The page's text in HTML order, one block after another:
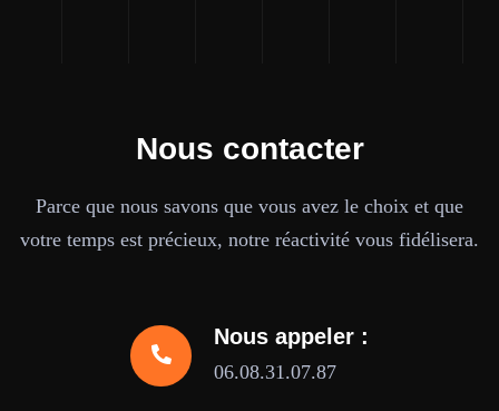
Nous contacter
Parce que nous savons que vous avez le choix et que
votre temps est précieux, notre réactivité vous fidélisera.
Nous appeler :
06.08.31.07.87